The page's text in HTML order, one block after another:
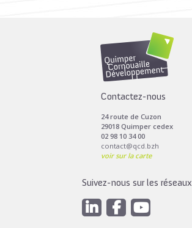
Toutes les actus de cette rubrique
Contactez-nous
24 route de Cuzon
29018 Quimper cedex
02 98 10 34 00
contact@qcd.bzh
voir sur la carte
Suivez-nous sur les réseaux